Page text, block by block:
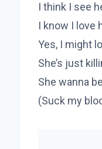
I think I see
I know I love
Yes, I might
She’s just
She wanna
(Suck my